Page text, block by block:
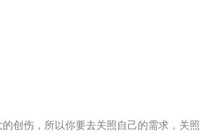
创伤，所以你要去关照自己的需求，关